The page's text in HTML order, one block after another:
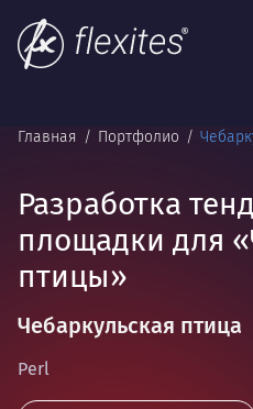
Главная Портфолио
Разработка
площадки для
птицы»
Чебаркульская птица
Perl